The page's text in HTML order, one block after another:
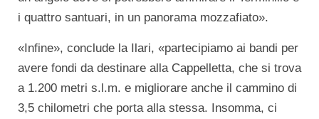
i quattro santuari, in un panorama mozzafiato».
«Infine», conclude la Ilari, «partecipiamo ai bandi per
avere fondi da destinare alla Cappelletta, che si trova
a 1.200 metri s.l.m. e migliorare anche il cammino di
3,5 chilometri che porta alla stessa. Insomma, ci